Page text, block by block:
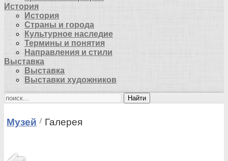
История
История
Страны и города
Культурное наследие
Термины и понятия
Направления и стили
Выставка
Выставка
Выставки художников
Найти
Музей Галерея